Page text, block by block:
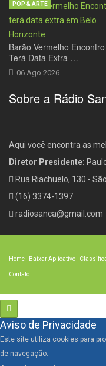
Barão Vermelho Encontro
Terá Data Extra …
06 Ago 2026
POP & ARTE
Sobre a Rádio
Aqui você encontra as
Diretor Presidente:
Rua Riachuelo, 130 -
(16) 3374-1397
radiosanca@gmail.com
Home Baixar Aplicativo
Contato
Aviso de Privacidade
Este site utiliza cookies para
de navegação.